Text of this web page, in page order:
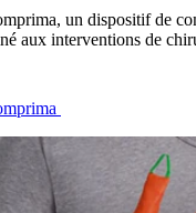
un dispositif de
aux interventions de